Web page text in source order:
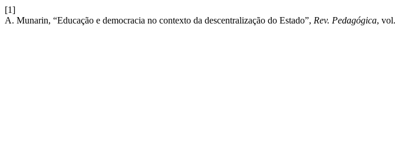
[1]
A. Munarin, “Educação e democracia no contexto da descentralização do Estado”, Rev. Pedagógica,